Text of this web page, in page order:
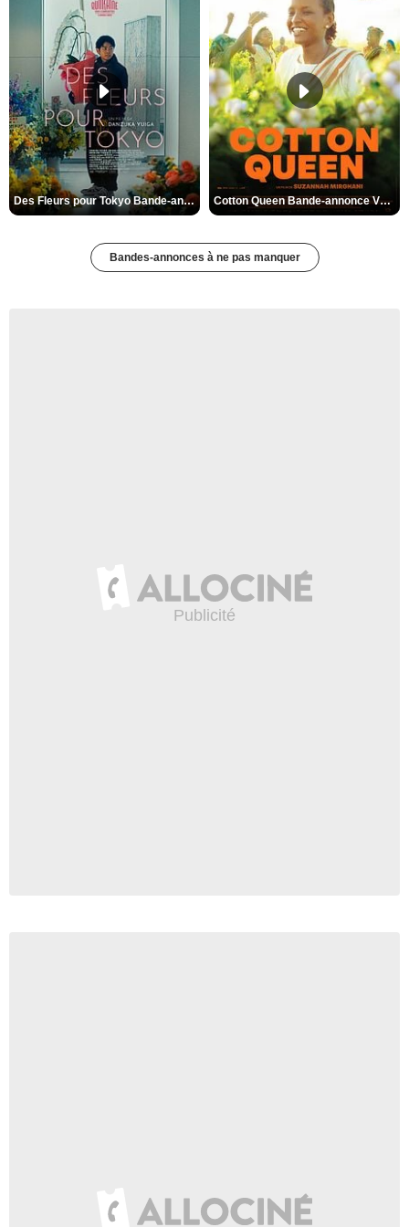
Des Fleurs pour Tokyo Bande-annonce VO STFR Cotton Queen Bande-annonce VO STFR
Bandes-annonces à ne pas manquer